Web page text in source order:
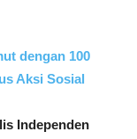
dengan 100
Aksi Sosial
Independen